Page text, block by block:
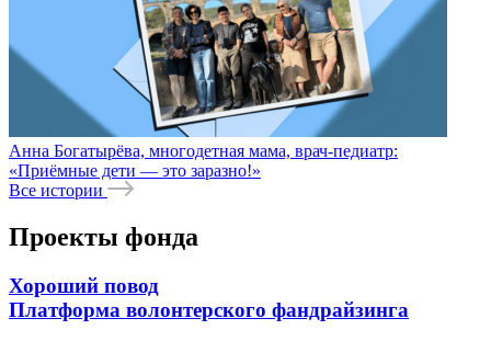
Анна Богатырёва, многодетная мама, врач-педиатр:
«Приёмные дети — это заразно!»
Все истории
Проекты фонда
Хороший повод
Платформа волонтерского фандрайзинга